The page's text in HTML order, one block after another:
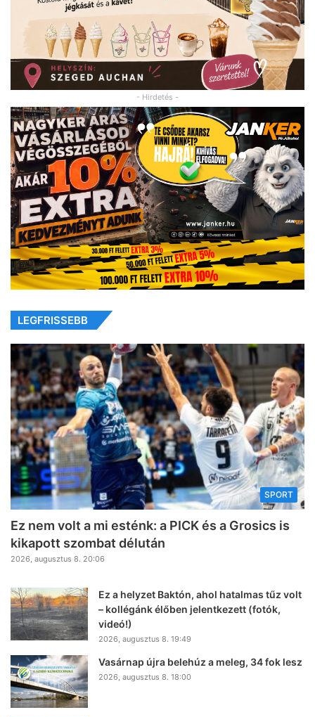
- Hirdetés -
LEGFRISSEBB
SPORT
Ez nem volt a mi esténk: a PICK és a Grosics is
kikapott szombat délután
2026, augusztus 8. 20:06
Ez a helyzet Baktón, ahol hatalmas tűz volt
– kollégánk élőben jelentkezett (fotók,
videó!)
2026, augusztus 8. 19:49
Vasárnap újra belehúz a meleg, 34 fok lesz
2026, augusztus 8. 18:00